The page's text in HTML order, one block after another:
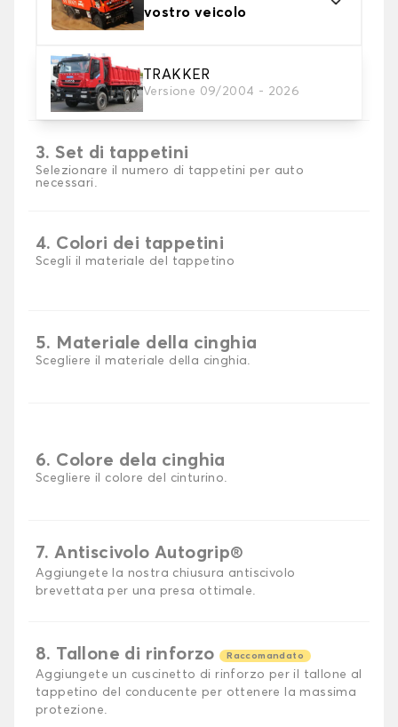
vostro veicolo
TRAKKER
Versione 09/2004 - 2026
2. Materiale
Scegli il materiale del tappetino del tuo camion.
3. Set di tappetini
Selezionare il numero di tappetini per auto
necessari.
4. Colori dei tappetini
Scegli il materiale del tappetino
5. Materiale della cinghia
Scegliere il materiale della cinghia.
6. Colore dela cinghia
Scegliere il colore del cinturino.
7. Antiscivolo Autogrip®
Aggiungete la nostra chiusura antiscivolo
brevettata per una presa ottimale.
8. Tallone di rinforzo Raccomandato
Aggiungete un cuscinetto di rinforzo per il tallone al
tappetino del conducente per ottenere la massima
protezione.